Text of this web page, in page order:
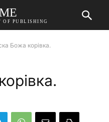
OF PUBLISHING
Божа корівка.